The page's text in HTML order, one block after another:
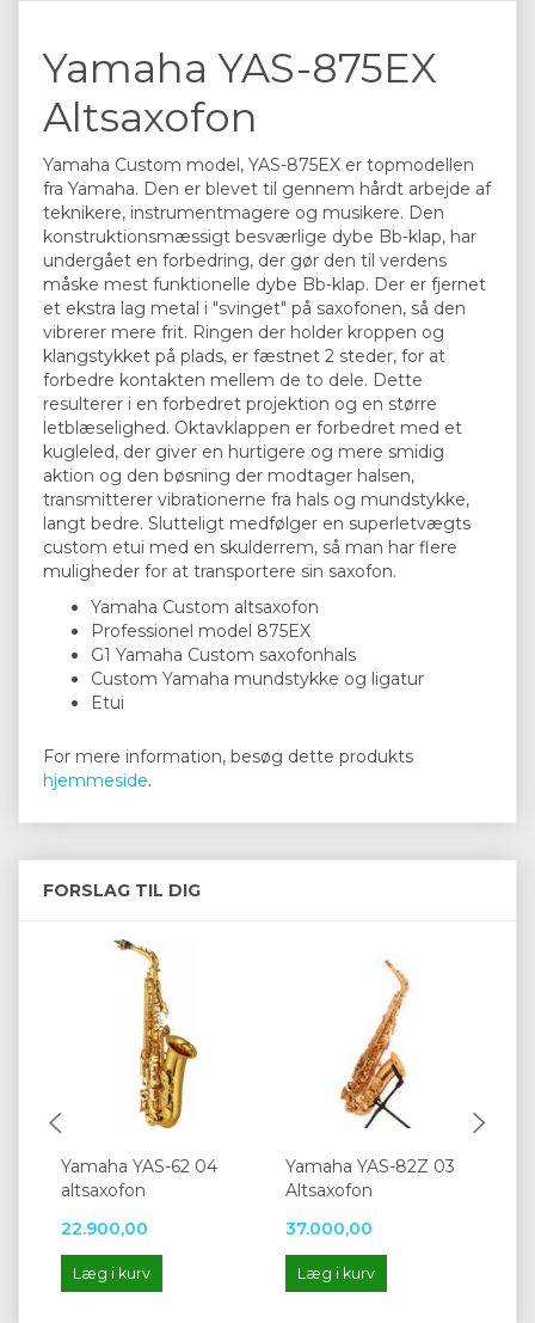
Yamaha YAS-875EX
Altsaxofon
Yamaha Custom model, YAS-875EX er topmodellen
fra Yamaha. Den er blevet til gennem hårdt arbejde af
teknikere, instrumentmagere og musikere. Den
konstruktionsmæssigt besværlige dybe Bb-klap, har
undergået en forbedring, der gør den til verdens
måske mest funktionelle dybe Bb-klap. Der er fjernet
et ekstra lag metal i "svinget" på saxofonen, så den
vibrerer mere frit. Ringen der holder kroppen og
klangstykket på plads, er fæstnet 2 steder, for at
forbedre kontakten mellem de to dele. Dette
resulterer i en forbedret projektion og en større
letblæselighed. Oktavklappen er forbedret med et
kugleled, der giver en hurtigere og mere smidig
aktion og den bøsning der modtager halsen,
transmitterer vibrationerne fra hals og mundstykke,
langt bedre. Slutteligt medfølger en superletvægts
custom etui med en skulderrem, så man har flere
muligheder for at transportere sin saxofon.
Yamaha Custom altsaxofon
Professionel model 875EX
G1 Yamaha Custom saxofonhals
Custom Yamaha mundstykke og ligatur
Etui
For mere information, besøg dette produkts
hjemmeside.
FORSLAG TIL DIG
Yamaha YAS-62 04
altsaxofon
22.900,00
Læg i kurv
Yamaha YAS-82Z 03
Altsaxofon
37.000,00
Læg i kurv